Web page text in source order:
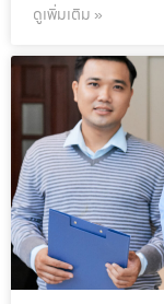
ดูเพิ่มเติม »